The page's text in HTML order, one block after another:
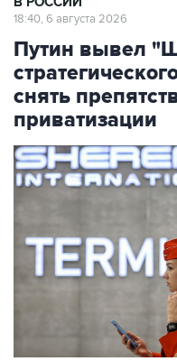
Путин вывел
снять
приватизации
Фото: Сергей Бобылев/ТАСС